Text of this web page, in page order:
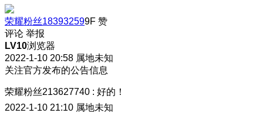
荣耀粉丝183932599F 赞
评论 举报
LV10浏览器
2022-1-10 20:58 属地未知
关注官方发布的公告信息
荣耀粉丝213627740 : 好的！
2022-1-10 21:10 属地未知